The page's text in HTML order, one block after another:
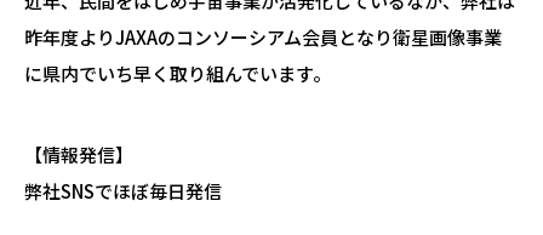
昨年度よりJAXAのコンソーシアム会員となり衛星画像事業
に県内でいち早く取り組んでいます。
【情報発信】
弊社SNSでほぼ毎日発信